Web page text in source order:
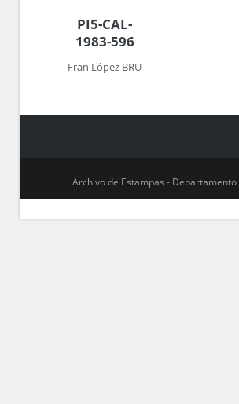
PI5-CAL-
1983-596
Fran López BRU
Archivo de Estampas -